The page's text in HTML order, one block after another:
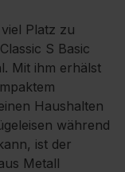
Platz zu
S Basic
Mit ihm erhälst
Haushalten
während
ist der
Metall